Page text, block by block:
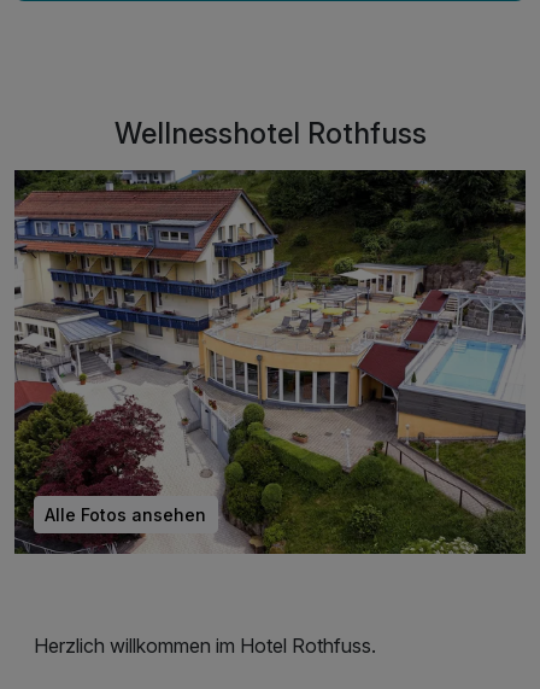
Wellnesshotel Rothfuss
Alle Fotos ansehen
Herzlich willkommen im Hotel Rothfuss.